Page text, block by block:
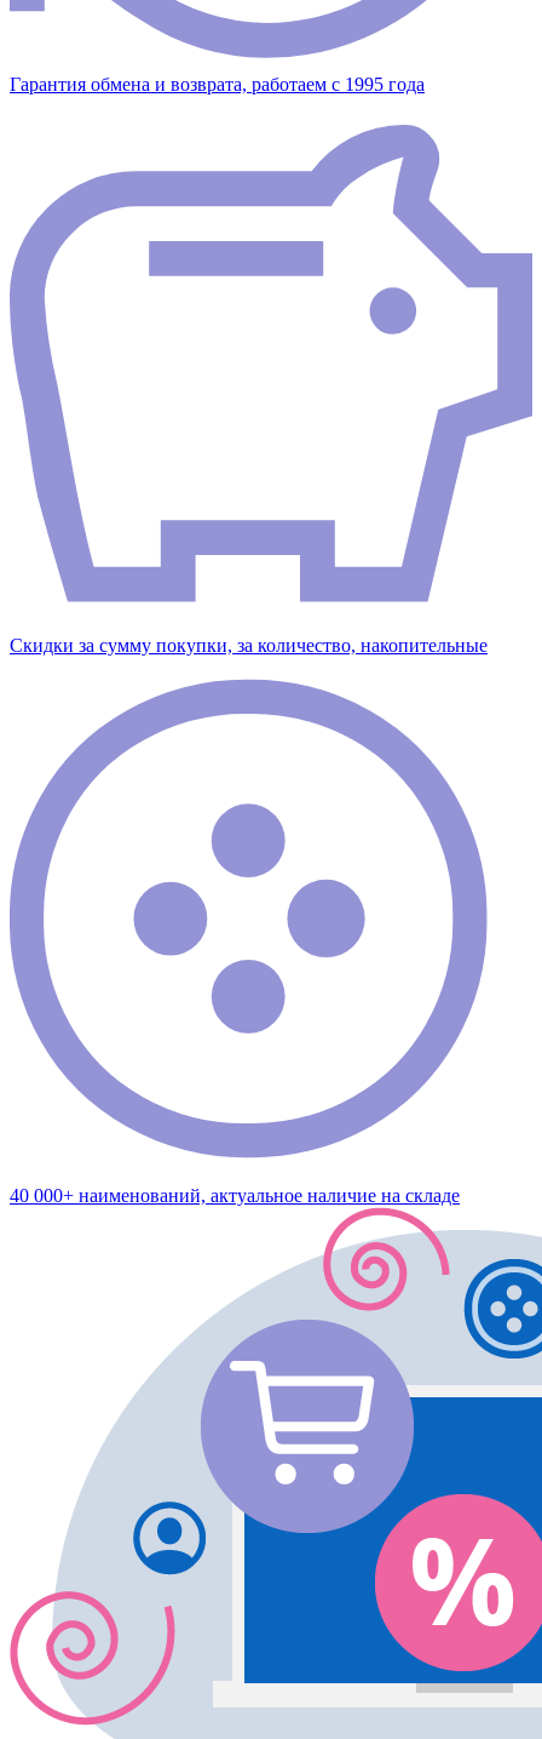
Гарантия обмена и возврата, работаем с 1995 года
Скидки за сумму покупки, за количество, накопительные
40 000+ наименований, актуальное наличие на складе